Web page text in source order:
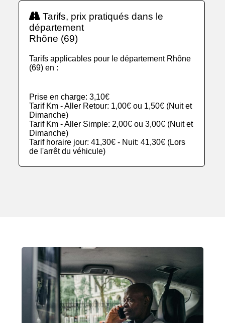
Tarifs, prix pratiqués dans le
département
Rhône (69)
Tarifs applicables pour le département Rhône
(69) en :
Prise en charge: 3,10€
Tarif Km - Aller Retour: 1,00€ ou 1,50€ (Nuit et
Dimanche)
Tarif Km - Aller Simple: 2,00€ ou 3,00€ (Nuit et
Dimanche)
Tarif horaire jour: 41,30€ - Nuit: 41,30€ (Lors
de l'arrêt du véhicule)